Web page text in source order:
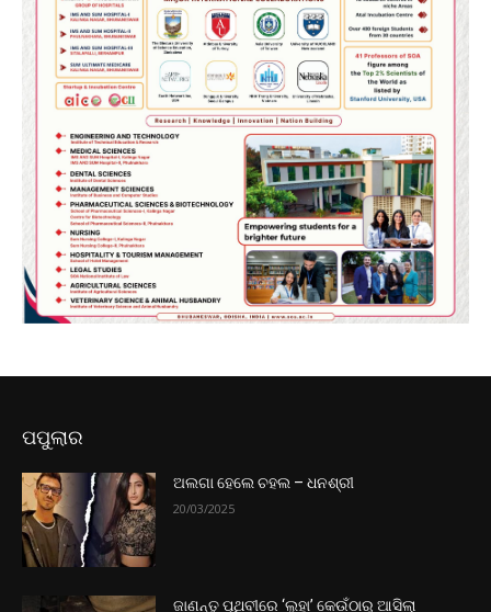
ପପୁଲାର
ଅଲଗା ହେଲେ ଚହଲ – ଧନଶ୍ରୀ
20/03/2025
ଜାଣନ୍ତୁ ପୃଥିବୀରେ ‘ଲୁହା’ କେଉଁଠାରୁ ଆସିଲା